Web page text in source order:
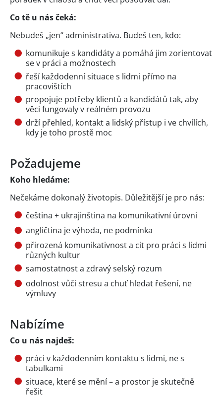
Co tě u nás čeká:
Nebudeš „jen“ administrativa. Budeš ten, kdo:
komunikuje s kandidáty a pomáhá jim zorientovat
se v práci a možnostech
řeší každodenní situace s lidmi přímo na
pracovištích
propojuje potřeby klientů a kandidátů tak, aby
věci fungovaly v reálném provozu
drží přehled, kontakt a lidský přístup i ve chvílích,
kdy je toho prostě moc
Požadujeme
Koho hledáme:
Nečekáme dokonalý životopis. Důležitější je pro nás:
čeština + ukrajinština na komunikativní úrovni
angličtina je výhoda, ne podmínka
přirozená komunikativnost a cit pro práci s lidmi
různých kultur
samostatnost a zdravý selský rozum
odolnost vůči stresu a chuť hledat řešení, ne
výmluvy
Nabízíme
Co u nás najdeš:
práci v každodenním kontaktu s lidmi, ne s
tabulkami
situace, které se mění – a prostor je skutečně
řešit